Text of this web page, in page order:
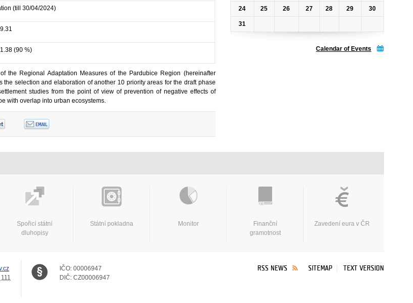
(till 30/04/2024)
(90 %)
the Regional Adaptation Measures of the Pardubice Region (hereinafter
the selection and elaboration of another 10 priority areas for the draft phase
studies from the point of view of prevention of negative effects of
with overlap into urban ecosystems.
24 25 26 27 28 29 30
31
Calendar of Events
Spořicí státní
dluhopisy
Státní pokladna Monitor
Finanční
gramotnost
Zavedení eura v ČR
IČO: 00006947
DIČ: CZ00006947
RSS NEWS SITEMAP TEXT VERSION